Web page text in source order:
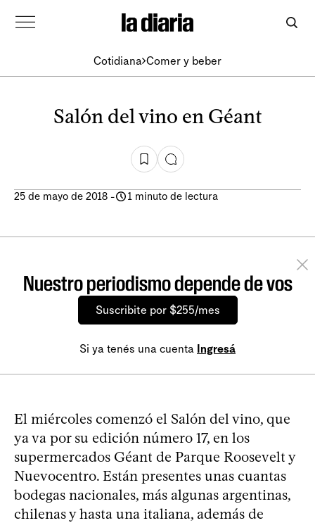
Cotidiana Comer y beber
Salón del vino en Géant
25 de mayo de 2018 - 1 minuto de lectura
Nuestro periodismo depende de vos
Suscribite por $255/mes
Si ya tenés una cuenta Ingresá
El miércoles comenzó el Salón del vino, que
ya va por su edición número 17, en los
supermercados Géant de Parque Roosevelt y
Nuevocentro. Están presentes unas cuantas
bodegas nacionales, más algunas argentinas,
chilenas y hasta una italiana, además de